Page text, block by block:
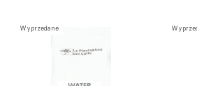
Wyprzedane